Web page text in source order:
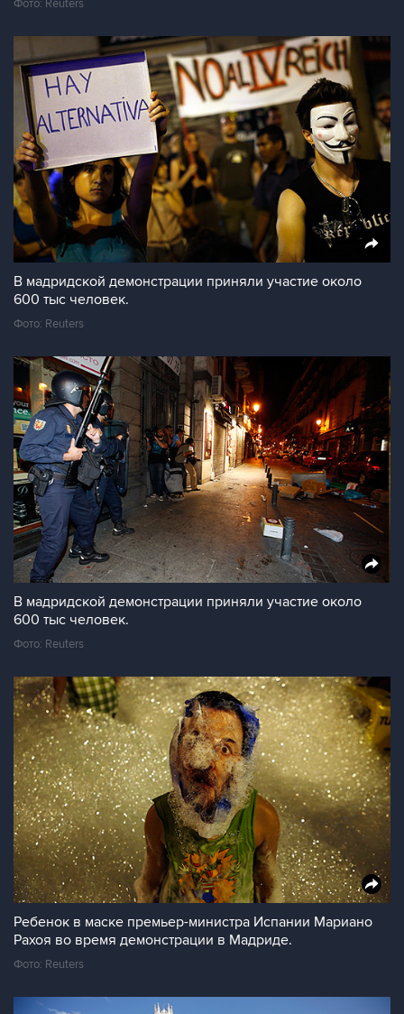
Фото: Reuters
В мадридской демонстрации приняли участие около
600 тыс человек.
Фото: Reuters
В мадридской демонстрации приняли участие около
600 тыс человек.
Фото: Reuters
Ребенок в маске премьер-министра Испании Мариано
Рахоя во время демонстрации в Мадриде.
Фото: Reuters